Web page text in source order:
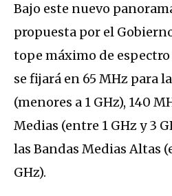
Bajo este nuevo
propuesta por el
tope máximo de
se fijará en 65 MHz para
(menores a 1 GHz), 140
Medias (entre 1 GHz y 3
las Bandas Medias Altas
GHz).